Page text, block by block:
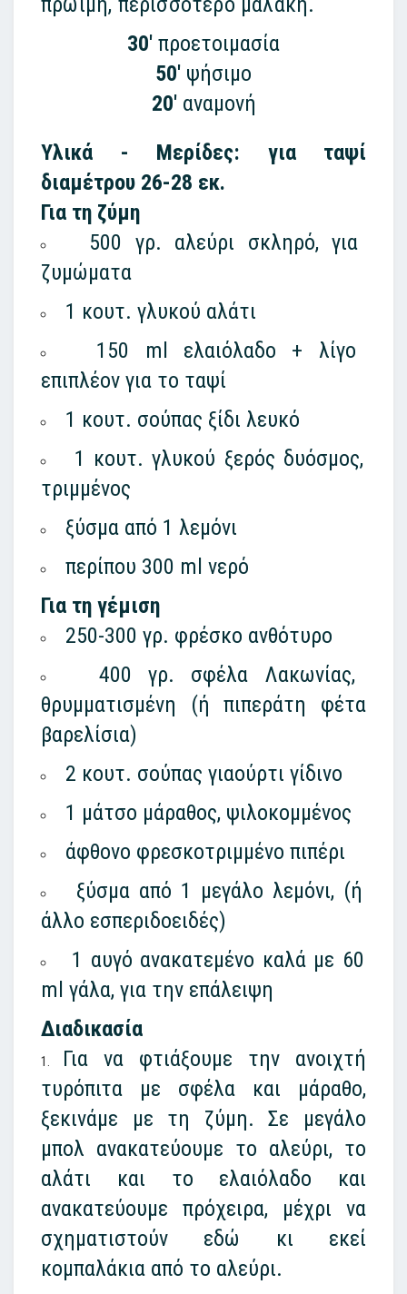
30' προετοιμασία
50' ψήσιμο
20'αναμονή
Υλικά - Μερίδες: για ταψί
διαμέτρου 26-28 εκ.
Για τη ζύμη
500 γρ. αλεύρι σκληρό, για
ζυμώματα
1 κουτ. γλυκού αλάτι
150 ml ελαιόλαδο + λίγο
επιπλέον για το ταψί
1 κουτ. σούπας ξίδι λευκό
1 κουτ. γλυκού ξερός δυόσμος,
τριμμένος
ξύσμα από 1 λεμόνι
περίπου 300 ml νερό
Για τη γέμιση
250-300 γρ. φρέσκο ανθότυρο
400 γρ. σφέλα Λακωνίας,
θρυμματισμένη (ή πιπεράτη φέτα
βαρελίσια)
2 κουτ. σούπας γιαούρτι γίδινο
1 μάτσο μάραθος, ψιλοκομμένος
άφθονο φρεσκοτριμμένο πιπέρι
ξύσμα από 1 μεγάλο λεμόνι, (ή
άλλο εσπεριδοειδές)
1 αυγό ανακατεμένο καλά με 60
ml γάλα, για την επάλειψη
Διαδικασία
Για να φτιάξουμε την ανοιχτή
τυρόπιτα με σφέλα και μάραθο,
ξεκινάμε με τη ζύμη. Σε μεγάλο
μπολ ανακατεύουμε το αλεύρι, το
αλάτι και το ελαιόλαδο και
ανακατεύουμε πρόχειρα, μέχρι να
σχηματιστούν εδώ κι εκεί
κομπαλάκια από το αλεύρι.